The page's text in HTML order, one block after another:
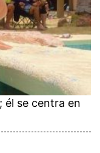
él se centra en